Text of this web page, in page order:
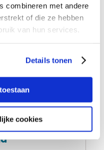
combineren met andere
of die ze hebben
van hun services.
Details tonen
cookies